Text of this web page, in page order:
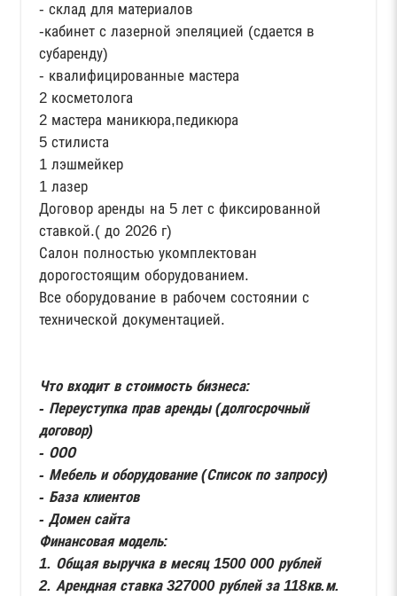
- склад для материалов
-кабинет с лазерной эпеляцией (сдается в
субаренду)
- квалифицированные мастера
2 косметолога
2 мастера маникюра,педикюра
5 стилиста
1 лэшмейкер
1 лазер
Договор аренды на 5 лет с фиксированной
ставкой.( до 2026 г)
Салон полностью укомплектован
дорогостоящим оборудованием.
Все оборудование в рабочем состоянии с
технической документацией.
Что входит в стоимость бизнеса:
- Переуступка прав аренды (долгосрочный
договор)
- ООО
- Мебель и оборудование (Список по запросу)
- База клиентов
- Домен сайта
Финансовая модель:
1. Общая выручка в месяц 1500 000 рублей
2. Арендная ставка 327000 рублей за 118кв.м.